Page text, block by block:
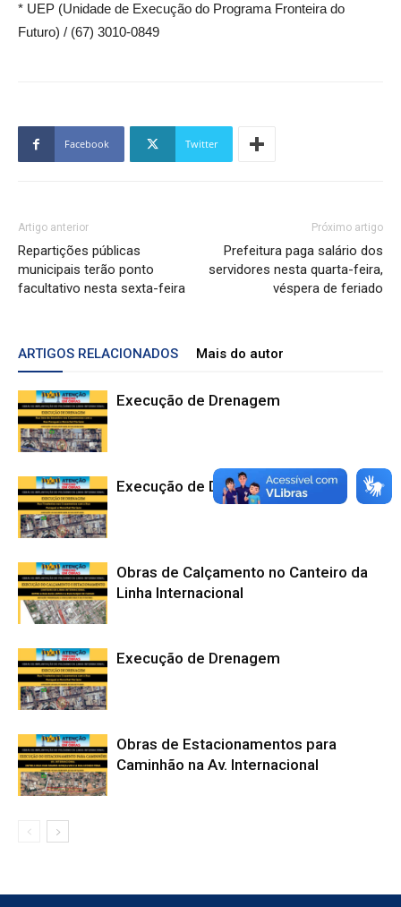
* UEP (Unidade de Execução do Programa Fronteira do
Futuro) / (67) 3010-0849
Facebook Twitter
Artigo anterior
Repartições públicas
municipais terão ponto
facultativo nesta sexta-feira
Próximo artigo
Prefeitura paga salário dos
servidores nesta quarta-feira,
véspera de feriado
ARTIGOS RELACIONADOS Mais do autor
Execução de Drenagem
Execução de Drenagem
Obras de Calçamento no Canteiro da
Linha Internacional
Execução de Drenagem
Obras de Estacionamentos para
Caminhão na Av. Internacional